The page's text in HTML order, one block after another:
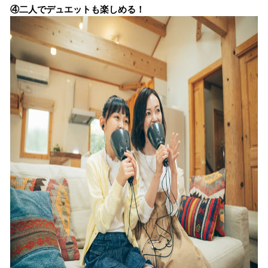
④二人でデュエットも楽しめる！